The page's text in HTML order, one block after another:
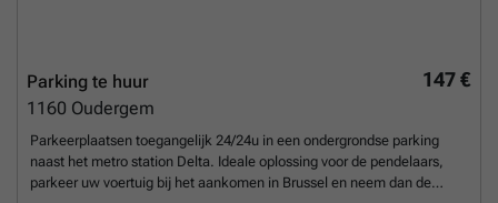
147 €
Parking te huur
1160 Oudergem
Parkeerplaatsen toegangelijk 24/24u in een ondergrondse parking
naast het metro station Delta. Ideale oplossing voor de pendelaars,
parkeer uw voertuig bij het aankomen in Brussel en neem dan de